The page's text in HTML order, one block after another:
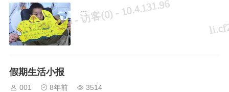
...
假期生活小报
001 8年前 3514